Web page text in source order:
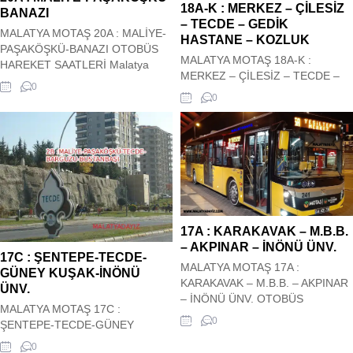
–...
BANAZI
MALATYA MOTAŞ 20A : MALİYE-
PAŞAKÖŞKÜ-BANAZI OTOBÜS
HAREKET SAATLERİ Malatya
Motaş Şehir içi 20A : MALİYE-
PAŞAKÖŞKÜ-BANAZI Otobüs
Kalkış saatleri siz değerli
ziyaretçilerimizin hizmetindedir.
Hareket saatleri güncel olup
sitemiz tarafından güncel olarak
çekilmektedir. 20A : MALİYE-
PAŞAKÖŞKÜ-BANAZI OTOBÜS
HAREKET SAATLERİ
0
18A-K : MERKEZ – ÇİLESİZ
– TECDE – GEDİK
HASTANE – KOZLUK
MALATYA MOTAŞ 18A-K :
MERKEZ – ÇİLESİZ – TECDE –
GEDİK HASTANE – KOZLUK
OTOBÜS HAREKET SAATLERİ
Malatya Motaş Şehir içi 18A-K :
MERKEZ – ÇİLESİZ – TECDE –
GEDİK HASTANE – KOZLUK
Otobüs Kalkış saatleri siz değerli
ziyaretçilerimizin hizmetindedir.
Hareket saatleri güncel olup
sitemiz tarafından güncel olarak
çekilmektedir. ...
0
17C : ŞENTEPE-TECDE-
GÜNEY KUŞAK-İNÖNÜ
ÜNV.
MALATYA MOTAŞ 17C :
ŞENTEPE-TECDE-GÜNEY
KUŞAK-İNÖNÜ ÜNV. OTOBÜS
0
17A : KARAKAVAK – M.B.B.
– AKPINAR – İNÖNÜ ÜNV.
MALATYA MOTAŞ 17A :
KARAKAVAK – M.B.B. – AKPINAR
– İNÖNÜ ÜNV. OTOBÜS
HAREKET SAATLERİ Malatya
Motaş Şehir içi 17A : KARAKAVAK
0